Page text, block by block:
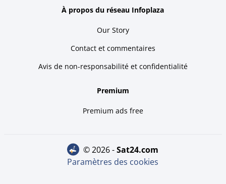
À propos du réseau Infoplaza
Our Story
Contact et commentaires
Avis de non-responsabilité et confidentialité
Premium
Premium ads free
© 2026 - sat24.com
Paramètres des cookies